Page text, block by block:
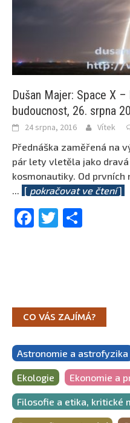
Dušan Majer: Space X
budoucnost, 26. srpna
24 srpna, 2016 Vítek
Přednáška zaměřená na
pár lety vletěla jako
kosmonautiky. Od prvních
... [ pokračovat ve čtení]
Facebook
Twitter
CO VÁS ZAJÍMÁ?
Astronomie a astrofyzika
Ekologie Ekonomie a
Filosofie a etika, kritické